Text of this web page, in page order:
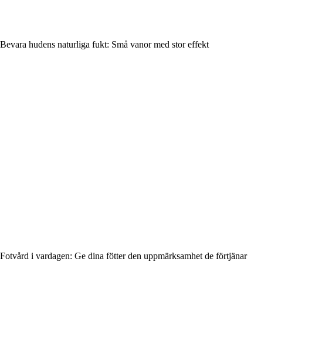
Bevara hudens naturliga fukt: Små vanor med stor effekt
Fotvård i vardagen: Ge dina fötter den uppmärksamhet de förtjänar